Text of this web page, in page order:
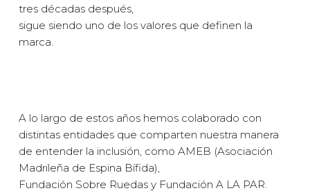
tres décadas después,
sigue siendo uno de los valores que definen la
marca.
A lo largo de estos años hemos colaborado con
distintas entidades que comparten nuestra manera
de entender la inclusión, como AMEB (Asociación
Madrileña de Espina Bífida),
Fundación Sobre Ruedas y Fundación A LA PAR.